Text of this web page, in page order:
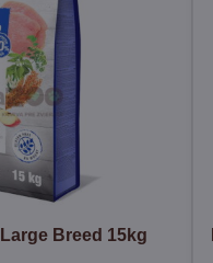
Breed 15kg